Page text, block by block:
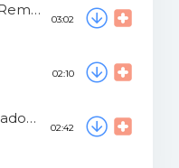
Біля серця (Karmv Remix)
03:02
02:10
Бабина перина (Shadow UA Remix)
02:42